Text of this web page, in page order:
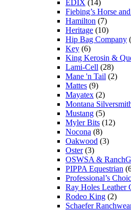
EDIX (14)
Fiebing’s Horse
Hamilton (7)
Heritage (10)
Hip Bag Company
Key (6)
King Kerosin &
Lami-Cell (28)
Mane 'n Tail (2)
Mattes (9)
Mayatex (2)
Montana
Mustang (5)
Myler Bits (12)
Nocona (8)
Oakwood (3)
Oster (3)
OSWSA &
PIPPA Equestrian
Professional’s
Ray Holes Leather
Rodeo King (2)
Schaefer